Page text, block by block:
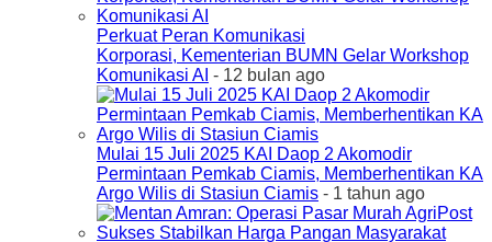
Perkuat Peran Komunikasi
Korporasi, Kementerian BUMN Gelar Workshop
Komunikasi AI - 12 bulan ago
Mulai 15 Juli 2025 KAI Daop 2 Akomodir
Permintaan Pemkab Ciamis, Memberhentikan KA
Argo Wilis di Stasiun Ciamis - 1 tahun ago